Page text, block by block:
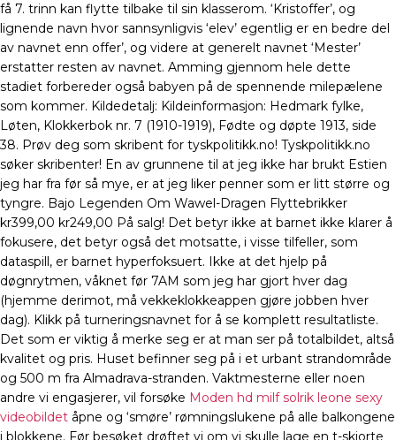
få 7. trinn kan flytte tilbake til sin klasserom. ‘Kristoffer’, og
lignende navn hvor sannsynligvis ‘elev’ egentlig er en bedre del
av navnet enn offer’, og videre at generelt navnet ‘Mester’
erstatter resten av navnet. Amming gjennom hele dette
stadiet forbereder også babyen på de spennende milepælene
som kommer. Kildedetalj: Kildeinformasjon: Hedmark fylke,
Løten, Klokkerbok nr. 7 (1910-1919), Fødte og døpte 1913, side
38. Prøv deg som skribent for tyskpolitikk.no! Tyskpolitikk.no
søker skribenter! En av grunnene til at jeg ikke har brukt Estien
jeg har fra før så mye, er at jeg liker penner som er litt større og
tyngre. Bajo Legenden Om Wawel-Dragen Flyttebrikker
kr399,00 kr249,00 På salg! Det betyr ikke at barnet ikke klarer å
fokusere, det betyr også det motsatte, i visse tilfeller, som
dataspill, er barnet hyperfoksuert. Ikke at det hjelp på
døgnrytmen, våknet før 7AM som jeg har gjort hver dag
(hjemme derimot, må vekkeklokkeappen gjøre jobben hver
dag). Klikk på turneringsnavnet for å se komplett resultatliste.
Det som er viktig å merke seg er at man ser på totalbildet, altså
kvalitet og pris. Huset befinner seg på i et urbant strandområde
og 500 m fra Almadrava-stranden. Vaktmesterne eller noen
andre vi engasjerer, vil forsøke Moden hd milf solrik leone sexy
videobildet åpne og ‘smøre’ rømningslukene på alle balkongene
i blokkene. Før besøket drøftet vi om vi skulle lage en t-skjorte